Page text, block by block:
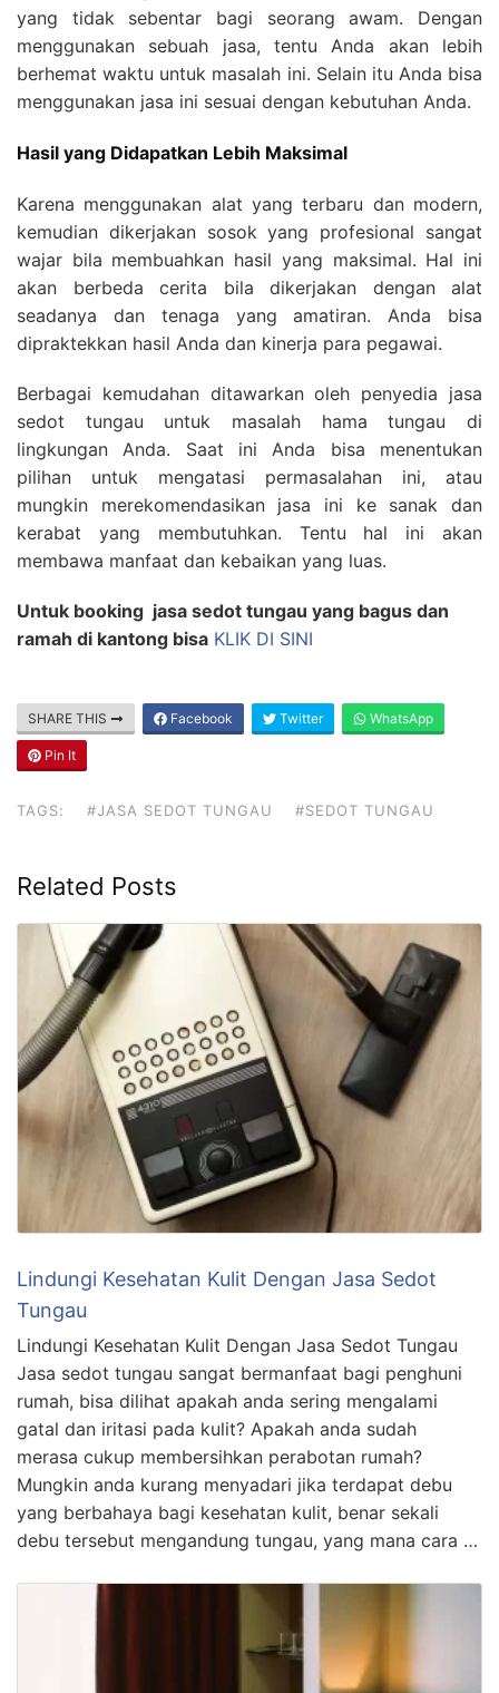
yang tidak sebentar bagi seorang awam. Dengan
menggunakan sebuah jasa, tentu Anda akan lebih
berhemat waktu untuk masalah ini. Selain itu Anda bisa
menggunakan jasa ini sesuai dengan kebutuhan Anda.
Hasil yang Didapatkan Lebih Maksimal
Karena menggunakan alat yang terbaru dan modern,
kemudian dikerjakan sosok yang profesional sangat
wajar bila membuahkan hasil yang maksimal. Hal ini
akan berbeda cerita bila dikerjakan dengan alat
seadanya dan tenaga yang amatiran. Anda bisa
dipraktekkan hasil Anda dan kinerja para pegawai.
Berbagai kemudahan ditawarkan oleh penyedia jasa
sedot tungau untuk masalah hama tungau di
lingkungan Anda. Saat ini Anda bisa menentukan
pilihan untuk mengatasi permasalahan ini, atau
mungkin merekomendasikan jasa ini ke sanak dan
kerabat yang membutuhkan. Tentu hal ini akan
membawa manfaat dan kebaikan yang luas.
Untuk booking jasa sedot tungau yang bagus dan
ramah di kantong bisa KLIK DI SINI
SHARE THIS Facebook Twitter WhatsApp
Pin It
TAGS: #JASA SEDOT TUNGAU #SEDOT TUNGAU
Related Posts
Lindungi Kesehatan Kulit Dengan Jasa Sedot
Tungau
Lindungi Kesehatan Kulit Dengan Jasa Sedot Tungau
Jasa sedot tungau sangat bermanfaat bagi penghuni
rumah, bisa dilihat apakah anda sering mengalami
gatal dan iritasi pada kulit? Apakah anda sudah
merasa cukup membersihkan perabotan rumah?
Mungkin anda kurang menyadari jika terdapat debu
yang berbahaya bagi kesehatan kulit, benar sekali
debu tersebut mengandung tungau, yang mana cara …